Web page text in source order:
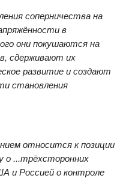
соперничества на
в
они покушаются на
сдерживают их
развитие и создают
становления
относится к позиции
о ...трёхсторонних
и Россией о контроле